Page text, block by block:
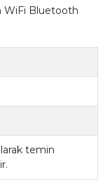
WiFi Bluetooth
temin